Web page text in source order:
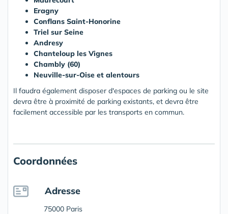
Eragny
Conflans Saint-Honorine
Triel sur Seine
Andresy
Chanteloup les Vignes
Chambly (60)
Neuville-sur-Oise et alentours
Il faudra également disposer d'espaces de parking ou le site
devra être à proximité de parking existants, et devra être
facilement accessible par les transports en commun.
Coordonnées
Adresse
75000 Paris